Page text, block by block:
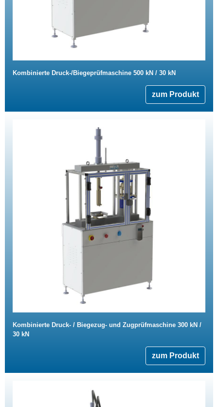
Kombinierte Druck-/Biegeprüfmaschine 500 kN / 30 kN
zum Produkt
Kombinierte Druck- / Biegezug- und Zugprüfmaschine 300 kN /
30 kN
zum Produkt